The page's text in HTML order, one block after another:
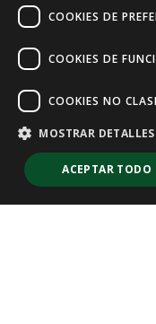
COOKIES DE
COOKIES DE
COOKIES NO
MOSTRAR DETALLES
ACEPTAR TODO